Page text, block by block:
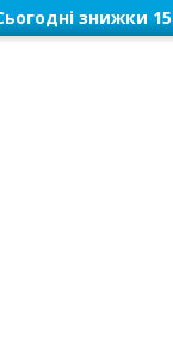
знижки